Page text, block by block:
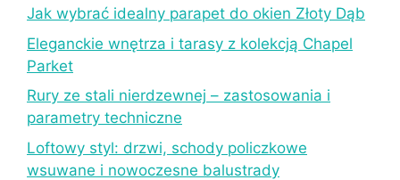
Jak wybrać idealny parapet do okien Złoty Dąb
Eleganckie wnętrza i tarasy z kolekcją Chapel
Parket
Rury ze stali nierdzewnej – zastosowania i
parametry techniczne
Loftowy styl: drzwi, schody policzkowe
wsuwane i nowoczesne balustrady